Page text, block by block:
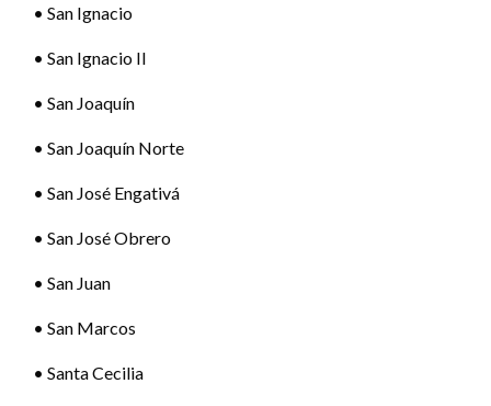
• San Ignacio
• San Ignacio II
• San Joaquín
• San Joaquín Norte
• San José Engativá
• San José Obrero
• San Juan
• San Marcos
• Santa Cecilia